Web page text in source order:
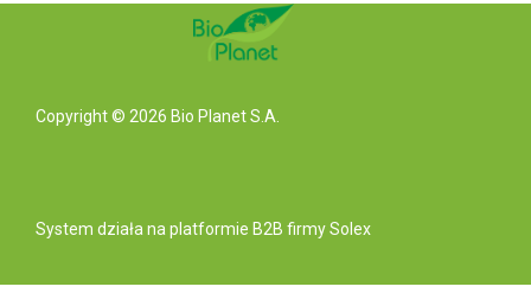
Copyright © 2026 Bio Planet S.A.
System działa na platformie B2B firmy Solex